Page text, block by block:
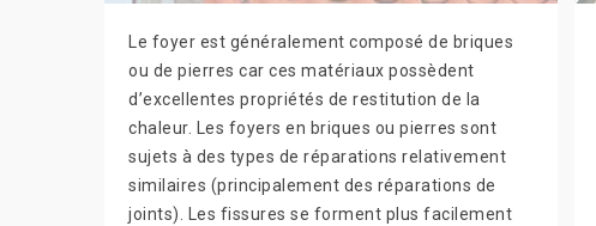
Le foyer est généralement composé de briques
ou de pierres car ces matériaux possèdent
d’excellentes propriétés de restitution de la
chaleur. Les foyers en briques ou pierres sont
sujets à des types de réparations relativement
similaires (principalement des réparations de
joints). Les fissures se forment plus facilement